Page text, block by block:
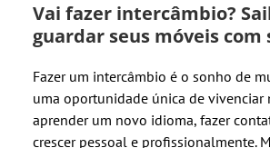
Vai fazer intercâmbio?
guardar seus móveis com
Fazer um intercâmbio é o sonho de
uma oportunidade única de vivenciar
aprender um novo idioma, fazer
crescer pessoal e profissionalmente.